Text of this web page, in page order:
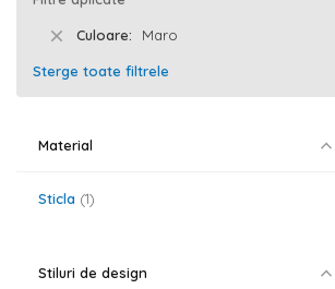
Culoare Maro
Sterge toate filtrele
Material
Sticla 1
Stiluri de design